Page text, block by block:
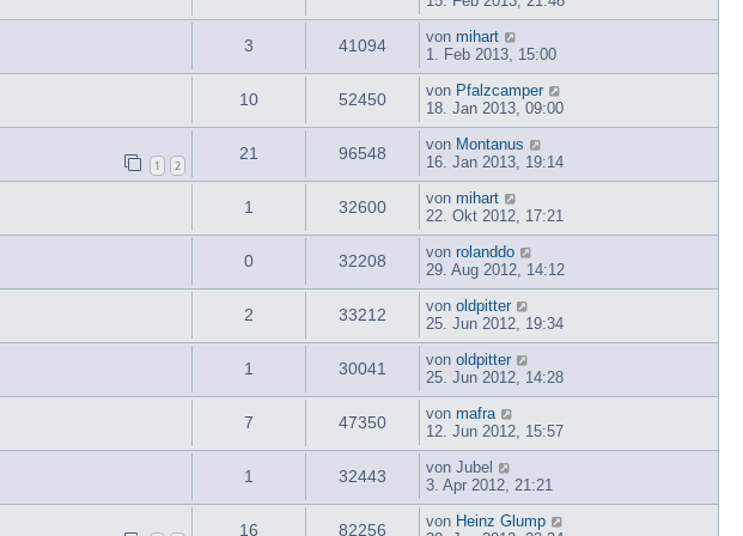
3 41094 von mihart
1. Feb 2013, 15:00
10 52450 von Pfalzcamper
18. Jan 2013, 09:00
1 2
21 96548 von Montanus
16. Jan 2013, 19:14
1 32600 von mihart
22. Okt 2012, 17:21
0 32208 von rolanddo
29. Aug 2012, 14:12
2 33212 von oldpitter
25. Jun 2012, 19:34
1 30041 von oldpitter
25. Jun 2012, 14:28
7 47350 von mafra
12. Jun 2012, 15:57
1 32443 von Jubel
3. Apr 2012, 21:21
16 82256 von Heinz Glump